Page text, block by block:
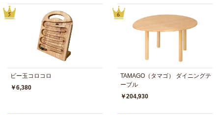
ビー玉コロコロ
￥6,380
TAMAGO（タマゴ） ダイニングテ
ーブル
￥204,930